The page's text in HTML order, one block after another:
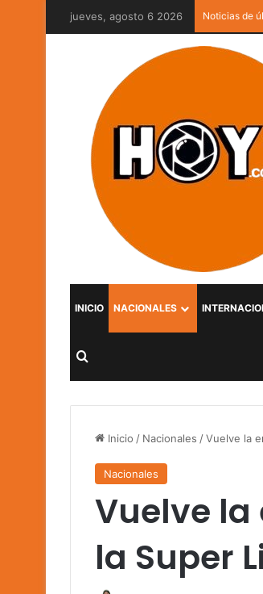
jueves, agosto 6 2026 Noticias de
INICIO NACIONALES
Buscar por
Inicio / Nacionales /Vuelve la
Nacionales
Vuelve la
la Super